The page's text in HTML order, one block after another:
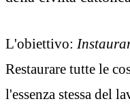
L'obiettivo:
Restaurare tutte le
l'essenza stessa del